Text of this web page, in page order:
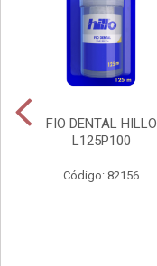
FIO DENTAL HILLO
L125P100
Código: 82156